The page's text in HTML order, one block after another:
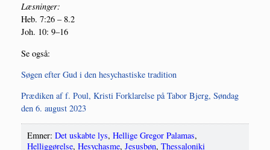
Læs­nin­ger:
Heb. 7:26 – 8.2
Joh. 10: 9–16
Se også:
Søgen efter Gud i den hesy­cha­sti­ske tradition
Præ­di­ken af f. Poul, Kri­sti For­kla­rel­se på Tabor Bjerg, Søn­dag
den 6. august 2023
Emner: Det uskabte lys, Hellige Gregor Palamas,
Helliggørelse, Hesychasme, Jesusbøn, Thessaloniki